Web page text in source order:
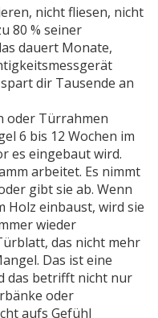
nicht fliesen, nicht
80 % seiner
dauert Monate,
dir Tausende an
oder Türrahmen
6 bis 12 Wochen im
es eingebaut wird.
arbeitet. Es nimmt
gibt sie ab. Wenn
Holz einbaust, wird sie
wieder
das nicht mehr
Das ist eine
das betrifft nicht nur
oder
aufs Gefühl